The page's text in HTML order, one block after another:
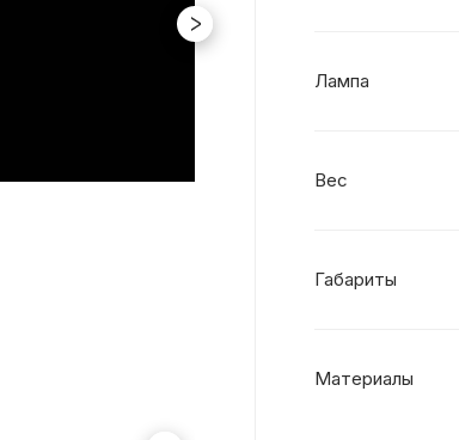
Лампа
Вес
Габариты
Материалы